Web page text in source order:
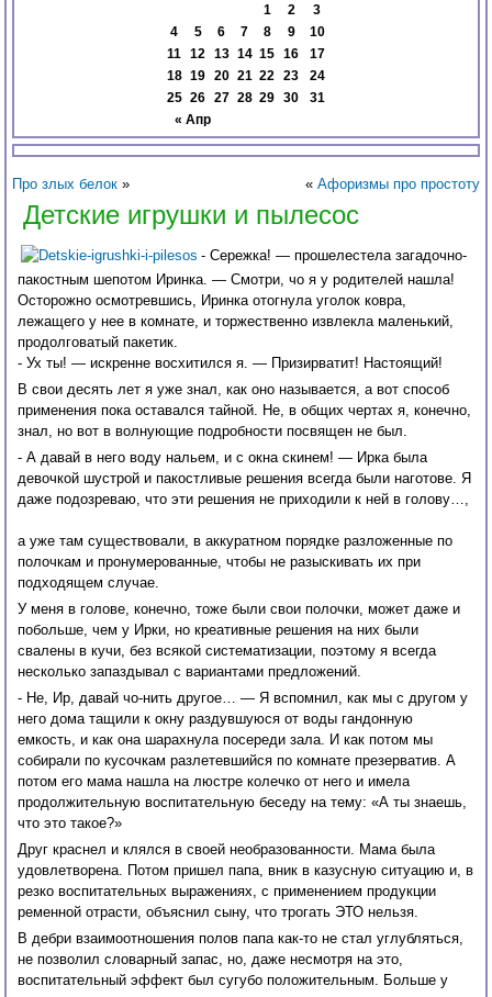
« Апр
1 2
3
4
5 6 7 8 9
10
11 12 13 14 15 16
17
18 19 20 21 22 23
24
25 26 27 28 29 30 31
Про злых белок » « Афоризмы про простоту
Детские игрушки и пылесос
- Сережка! — прошелестела загадочно-
пакостным шепотом Иринка. — Смотри, чо я у родителей нашла!
Осторожно осмотревшись, Иринка отогнула уголок ковра,
лежащего у нее в комнате, и торжественно извлекла маленький,
продолговатый пакетик.
- Ух ты! — искренне восхитился я. — Призирватит! Настоящий!
В свои десять лет я уже знал, как оно называется, а вот способ
применения пока оставался тайной. Не, в общих чертах я, конечно,
знал, но вот в волнующие подробности посвящен не был.
- А давай в него воду нальем, и с окна скинем! — Ирка была
девочкой шустрой и пакостливые решения всегда были наготове. Я
даже подозреваю, что эти решения не приходили к ней в голову…,
а уже там существовали, в аккуратном порядке разложенные по
полочкам и пронумерованные, чтобы не разыскивать их при
подходящем случае.
У меня в голове, конечно, тоже были свои полочки, может даже и
побольше, чем у Ирки, но креативные решения на них были
свалены в кучи, без всякой систематизации, поэтому я всегда
несколько запаздывал с вариантами предложений.
- Не, Ир, давай чо-нить другое… — Я вспомнил, как мы с другом у
него дома тащили к окну раздувшуюся от воды гандонную
емкость, и как она шарахнула посереди зала. И как потом мы
собирали по кусочкам разлетевшийся по комнате презерватив. А
потом его мама нашла на люстре колечко от него и имела
продолжительную воспитательную беседу на тему: «А ты знаешь,
что это такое?»
Друг краснел и клялся в своей необразованности. Мама была
удовлетворена. Потом пришел папа, вник в казусную ситуацию и, в
резко воспитательных выражениях, с применением продукции
ременной отрасти, объяснил сыну, что трогать ЭТО нельзя.
В дебри взаимоотношения полов папа как-то не стал углубляться,
не позволил словарный запас, но, даже несмотря на это,
воспитательный эффект был сугубо положительным. Больше у